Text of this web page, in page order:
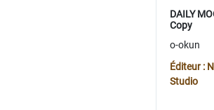
DAILY
Copy
o-okun
Éditeur :
Studio